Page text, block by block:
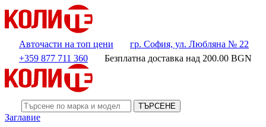
Авточасти на топ цени
гр. София, ул. Любляна № 22
+359 877 711 360
Безплатна доставка над 200.00 BGN
ТЪРСЕНЕ
Заглавие